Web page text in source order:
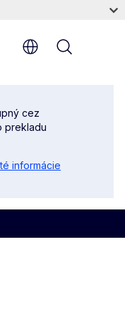
cez
prekladu
informácie